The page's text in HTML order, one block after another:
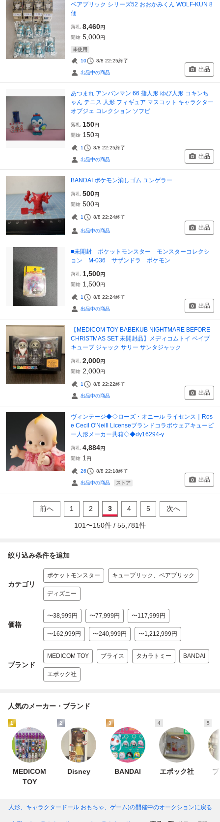
ベアブリック シリーズ52 おおかみくん WOLF-KUN 8
個
落札 8,460円
開始 5,000円
未使用
10 8/8 22:25終了
出品中の商品 出品
あつまれ アンパンマン 66 指人形 ゆび人形 コキンち
ゃん テニス 人形 フィギュア マスコット キャラクター
オブジェ コレクション ソフビ
落札 150円
開始 150円
1 8/8 22:25終了
出品中の商品 出品
BANDAI ポケモン消しゴム ユンゲラー
落札 500円
開始 500円
1 8/8 22:24終了
出品中の商品 出品
■未開封 ポケットモンスター モンスターコレクシ
ョン M-036 サザンドラ ポケモン
落札 1,500円
開始 1,500円
1 8/8 22:24終了
出品中の商品 出品
【MEDICOM TOY BABEKUB NIGHTMARE BEFORE
CHRISTMAS SET 未開封品】メディコムトイ ベイブ
キューブ ジャック サリー サンタジャック
落札 2,000円
開始 2,000円
1 8/8 22:22終了
出品中の商品 出品
ヴィンテージ◆◇ローズ・オニール ライセンス｜Ros
e Cecil O'Neill Licenseブランドコラボウェアキューピ
ー人形メーカー共箱◇◆dy16294-y
落札 4,884円
開始 1 円
26 8/8 22:18終了
出品中の商品 ストア 出品
前へ 1 2 3 4 5 次へ
101 〜150件 / 55,781件
絞り込み条件を追加
カテゴリ
ポケットモンスター キューブリック、ベアブリック
ディズニー
価格
〜38,999円 〜77,999円 〜117,999円
〜162,999円 〜240,999円 〜1,212,999円
ブランド
MEDICOM TOY ブライス タカラトミー BANDAI
エポック社
人気のメーカー・ブランド
1
MEDICOM
TOY
2
Disney
3
BANDAI
4
エポック社
5
(人形、キャラクタードール おもちゃ、ゲーム)の開催中のオークションに戻る